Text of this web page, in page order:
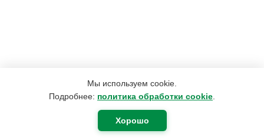
Мы используем cookie.
Подробнее: политика обработки cookie
Хорошо